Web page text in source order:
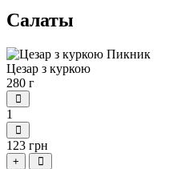
Салаты
Цезар з куркою
280 г
1
123 грн
+